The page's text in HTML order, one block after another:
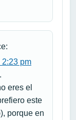
pm
eres el
este
porque en